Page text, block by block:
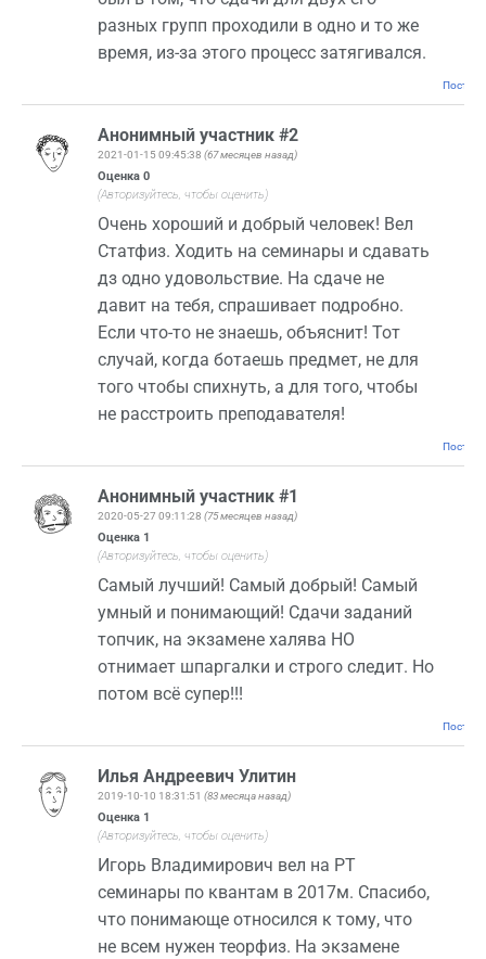
разных групп проходили в одно и то же
время, из-за этого процесс затягивался.
Анонимный участник #2
2021-01-15 09:45:38 (67 месяцев назад)
Оценка 0
(Авторизуйтесь, чтобы оценить)
Очень хороший и добрый человек! Вел
Статфиз. Ходить на семинары и сдавать
дз одно удовольствие. На сдаче не
давит на тебя, спрашивает подробно.
Если что-то не знаешь, объяснит! Тот
случай, когда ботаешь предмет, не для
того чтобы спихнуть, а для того, чтобы
не расстроить преподавателя!
Анонимный участник #1
2020-05-27 09:11:28 (75 месяцев назад)
Оценка 1
(Авторизуйтесь, чтобы оценить)
Самый лучший! Самый добрый! Самый
умный и понимающий! Сдачи заданий
топчик, на экзамене халява НО
отнимает шпаргалки и строго следит. Но
потом всё супер!!!
Илья Андреевич Улитин
2019-10-10 18:31:51 (83 месяца назад)
Оценка 1
(Авторизуйтесь, чтобы оценить)
Игорь Владимирович вел на РТ
семинары по квантам в 2017м. Спасибо,
что понимающе относился к тому, что
не всем нужен теорфиз. На экзамене